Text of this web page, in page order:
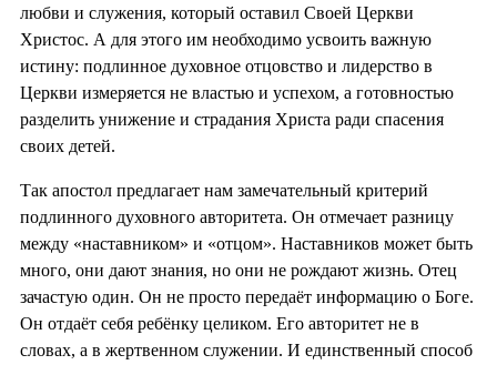
любви и служения, который оставил Своей Церкви
Христос. А для этого им необходимо усвоить важную
истину: подлинное духовное отцовство и лидерство в
Церкви измеряется не властью и успехом, а готовностью
разделить унижение и страдания Христа ради спасения
своих детей.
Так апостол предлагает нам замечательный критерий
подлинного духовного авторитета. Он отмечает разницу
между «наставником» и «отцом». Наставников может быть
много, они дают знания, но они не рождают жизнь. Отец
зачастую один. Он не просто передаёт информацию о Боге.
Он отдаёт себя ребёнку целиком. Его авторитет не в
словах, а в жертвенном служении. И единственный способ